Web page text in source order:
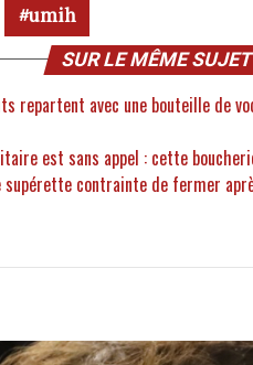
umih
SUR LE MÊME SUJET
repartent avec une bouteille de
est sans appel : cette
supérette contrainte de fermer